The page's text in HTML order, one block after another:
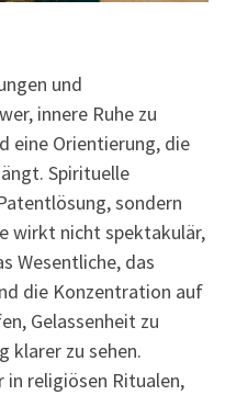
und
innere Ruhe zu
eine Orientierung, die
Spirituelle
sondern
wirkt nicht spektakulär,
Wesentliche, das
die Konzentration auf
Gelassenheit zu
klarer zu sehen.
religiösen Ritualen,